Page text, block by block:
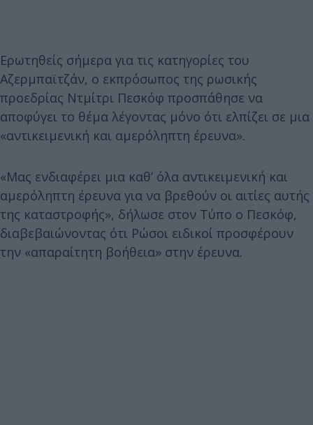
Ερωτηθείς σήμερα για τις κατηγορίες του
Αζερμπαϊτζάν, ο εκπρόσωπος της ρωσικής
προεδρίας Ντμίτρι Πεσκόφ προσπάθησε να
αποφύγει το θέμα λέγοντας μόνο ότι ελπίζει σε μια
«αντικειμενική και αμερόληπτη έρευνα».
«Μας ενδιαφέρει μια καθ’ όλα αντικειμενική και
αμερόληπτη έρευνα για να βρεθούν οι αιτίες αυτής
της καταστροφής», δήλωσε στον Τύπο ο Πεσκόφ,
διαβεβαιώνοντας ότι Ρώσοι ειδικοί προσφέρουν
την «απαραίτητη βοήθεια» στην έρευνα.